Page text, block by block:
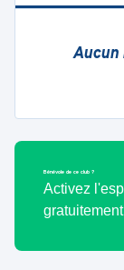
Aucun
Bénévole de ce club ?
Activez